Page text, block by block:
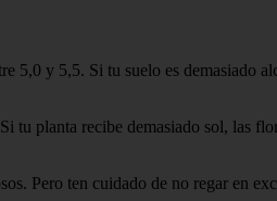
5,0 y 5,5. Si tu suelo es demasiado
tu planta recibe demasiado sol, las
Pero ten cuidado de no regar en